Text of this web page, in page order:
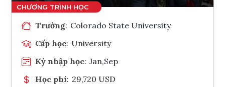
Trường: Colorado State University
Cấp học: University
Kỳ nhập học: Jan,Sep
Học phí: 29,720 USD